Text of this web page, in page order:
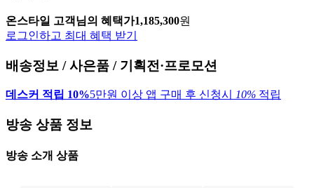
온스타일 고객님의 혜택가1,185,300원
로그인하고 최대 혜택 받기
배송정보 / 사은품 / 기획전·프로모션
데스커 적립 10%5만원 이상 앱 구매 후 신청시 10% 적립
방송 상품 정보
방송 소개 상품